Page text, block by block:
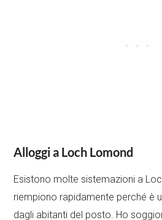
Alloggi a Loch Lomond
Esistono molte sistemazioni a
riempiono rapidamente perché è
dagli abitanti del posto. Ho